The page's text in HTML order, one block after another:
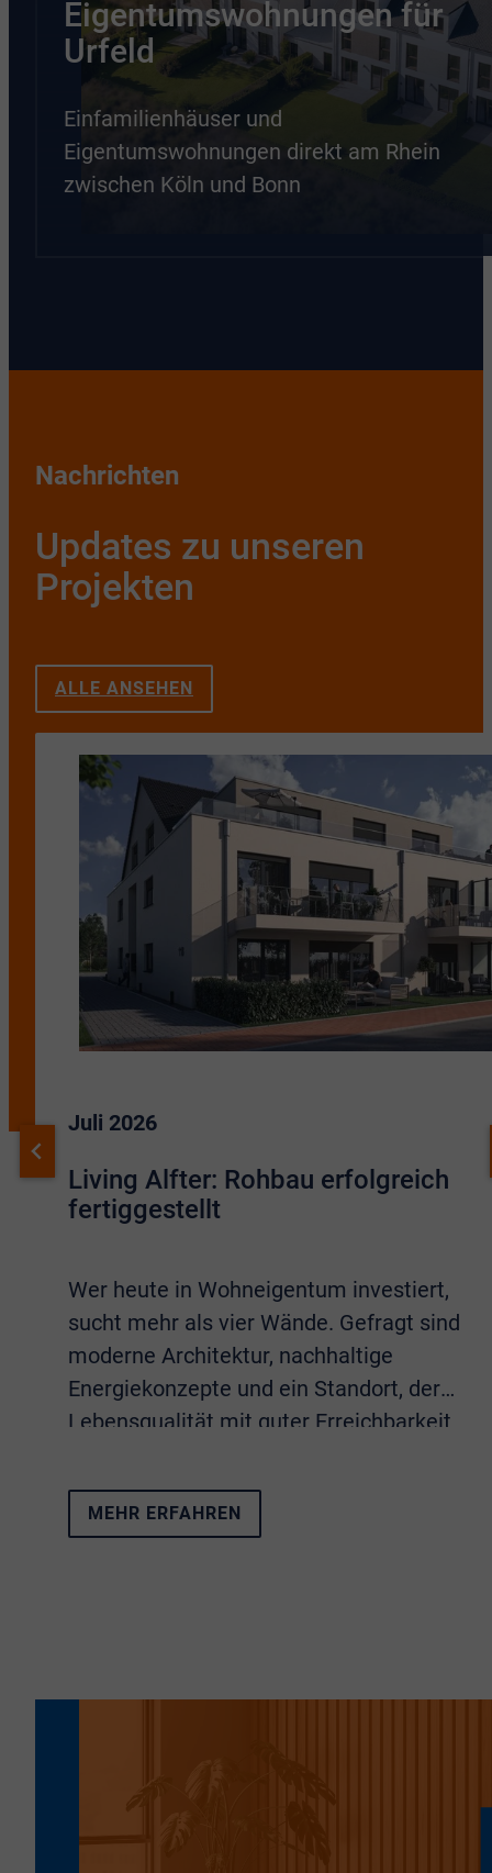
Eigentumswohnungen für
Urfeld
Einfamilienhäuser und
Eigentumswohnungen direkt am Rhein
zwischen Köln und Bonn
Nachrichten
Updates zu unseren
Projekten
ALLE ANSEHEN
Juli 2026
Living Alfter: Rohbau erfolgreich
fertiggestellt
Wer heute in Wohneigentum investiert,
sucht mehr als vier Wände. Gefragt sind
moderne Architektur, nachhaltige
Energiekonzepte und ein Standort, der
Lebensqualität mit guter Erreichbarkeit
vereint das Neubauprojekt
MEHR ERFAHREN